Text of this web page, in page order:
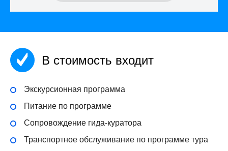
В стоимость входит
Экскурсионная программа
Питание по программе
Сопровождение гида-куратора
Транспортное обслуживание по программе тура